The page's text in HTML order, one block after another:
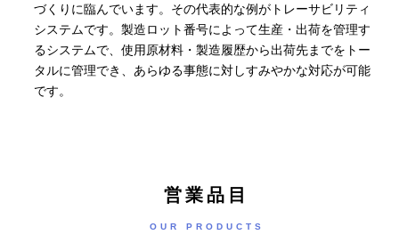
づくりに臨んでいます。その代表的な例がトレーサビリティ
システムです。製造ロット番号によって生産・出荷を管理す
るシステムで、使用原材料・製造履歴から出荷先までをトー
タルに管理でき、あらゆる事態に対しすみやかな対応が可能
です。
営業品目
OUR PRODUCTS